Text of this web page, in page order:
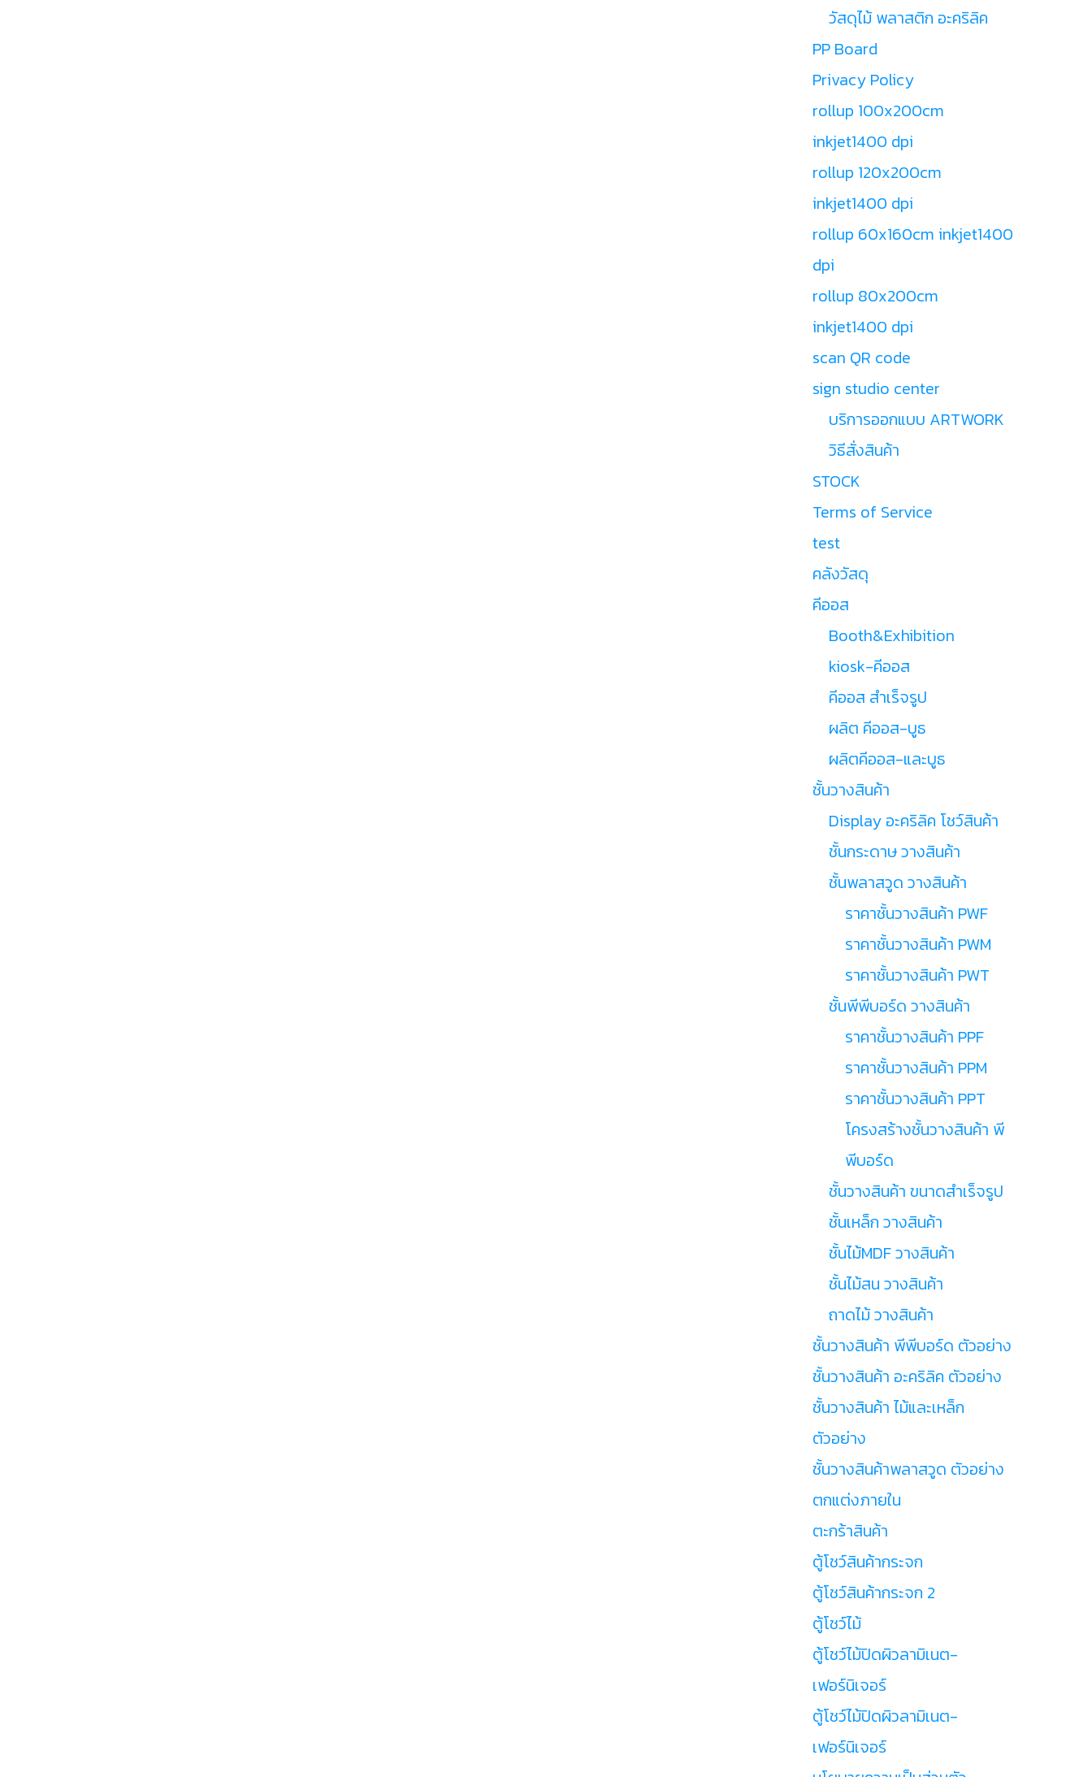
วัสดุไม้ พลาสติก อะคริลิค
PP Board
Privacy Policy
rollup 100x200cm
inkjet1400 dpi
rollup 120x200cm
inkjet1400 dpi
rollup 60x160cm inkjet1400
dpi
rollup 80x200cm
inkjet1400 dpi
scan QR code
sign studio center
บริการออกแบบ ARTWORK
วิธีสั่งสินค้า
STOCK
Terms of Service
test
คลังวัสดุ
คีออส
Booth&Exhibition
kiosk-คีออส
คีออส สำเร็จรูป
ผลิต คีออส-บูธ
ผลิตคีออส-และบูธ
ชั้นวางสินค้า
Display อะคริลิค โชว์สินค้า
ชั้นกระดาษ วางสินค้า
ชั้นพลาสวูด วางสินค้า
ราคาชั้นวางสินค้า PWF
ราคาชั้นวางสินค้า PWM
ราคาชั้นวางสินค้า PWT
ชั้นพีพีบอร์ด วางสินค้า
ราคาชั้นวางสินค้า PPF
ราคาชั้นวางสินค้า PPM
ราคาชั้นวางสินค้า PPT
โครงสร้างชั้นวางสินค้า พี
พีบอร์ด
ชั้นวางสินค้า ขนาดสำเร็จรูป
ชั้นเหล็ก วางสินค้า
ชั้นไม้MDF วางสินค้า
ชั้นไม้สน วางสินค้า
ถาดไม้ วางสินค้า
ชั้นวางสินค้า พีพีบอร์ด ตัวอย่าง
ชั้นวางสินค้า อะคริลิค ตัวอย่าง
ชั้นวางสินค้า ไม้และเหล็ก
ตัวอย่าง
ชั้นวางสินค้าพลาสวูด ตัวอย่าง
ตกแต่งภายใน
ตะกร้าสินค้า
ตู้โชว์สินค้ากระจก
ตู้โชว์สินค้ากระจก 2
ตู้โชว์ไม้
ตู้โชว์ไม้ปิดผิวลามิเนต-
เฟอร์นิเจอร์
ตู้โชว์ไม้ปิดผิวลามิเนต-
เฟอร์นิเจอร์